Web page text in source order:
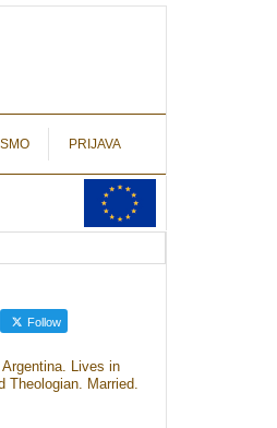
PRIJAVA
Follow
Lives in
Theologian. Married.